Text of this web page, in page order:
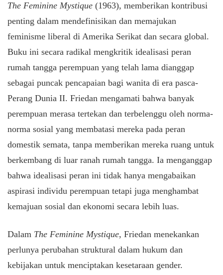
The Feminine Mystique (1963), memberikan kontribusi
penting dalam mendefinisikan dan memajukan
feminisme liberal di Amerika Serikat dan secara global.
Buku ini secara radikal mengkritik idealisasi peran
rumah tangga perempuan yang telah lama dianggap
sebagai puncak pencapaian bagi wanita di era pasca-
Perang Dunia II. Friedan mengamati bahwa banyak
perempuan merasa tertekan dan terbelenggu oleh norma-
norma sosial yang membatasi mereka pada peran
domestik semata, tanpa memberikan mereka ruang untuk
berkembang di luar ranah rumah tangga. Ia menganggap
bahwa idealisasi peran ini tidak hanya mengabaikan
aspirasi individu perempuan tetapi juga menghambat
kemajuan sosial dan ekonomi secara lebih luas.
Dalam The Feminine Mystique, Friedan menekankan
perlunya perubahan struktural dalam hukum dan
kebijakan untuk menciptakan kesetaraan gender.